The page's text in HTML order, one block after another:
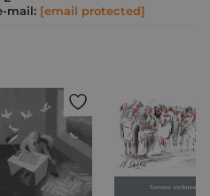
mail: [email protected]